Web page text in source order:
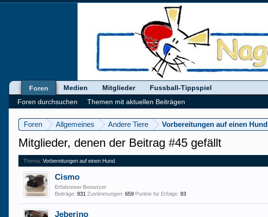
Foren Allgemeines Andere Tiere Vorbereitungen auf einen Hund
Mitglieder, denen der Beitrag #45 gefällt
Thema: Vorbereitungen auf einen Hund
Cismo
Erfahrener Benutzer
Beiträge: 931 Zustimmungen: 659 Punkte für Erfolge: 93
Jeberino
Foren
Foren durchsuchen
Themen mit aktuellen Beiträgen
Medien Mitglieder Fussball-Tippspiel